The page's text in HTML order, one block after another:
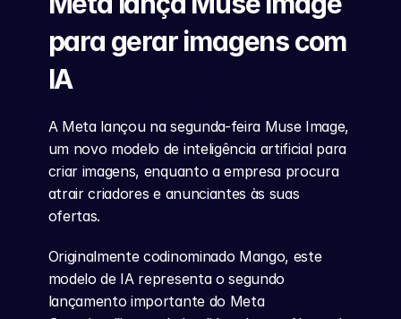
para gerar imagens com
IA
A Meta lançou na segunda-feira Muse Image,
um novo modelo de inteligência artificial para
criar imagens, enquanto a empresa procura
atrair criadores e anunciantes às suas
ofertas.
Originalmente codinominado Mango, este
modelo de IA representa o segundo
lançamento importante do Meta